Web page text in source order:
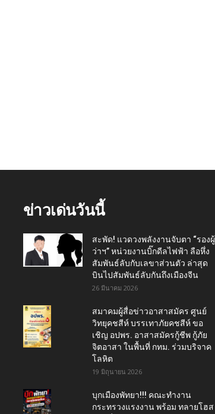
ข่าวเด่นวันนี้
สะพัด! แวดวงพลังงานจับตา “รองผู้
ว่าฯ” หน่วยงานบิ๊กดีลไฟฟ้า ลือหึ่ง
สัมพันธ์ลับกับเลขาส่วนตัว ล่าสุด
บินไปสัมพันธ์ลับกันถึงเมืองจีน
26 มีนาคม 2026
สมาคมผู้สื่อข่าวอาสาสมัคร ศูนย์
วิทยุคชสีห์ บรรเทาภัยคชสีห์ ขอ
เชิญ อปพร. อาสาสมัครกู้ชีพ กู้ภัย
จิตอาสา ในพื้นที่ กทม. ร่วมบริจาค
โลหิต
19 มิถุนายน 2026
บุกเมืองพัทยา!!! คณะทำงาน
กระทรวงแรงงาน พร้อม ทลายโฮส